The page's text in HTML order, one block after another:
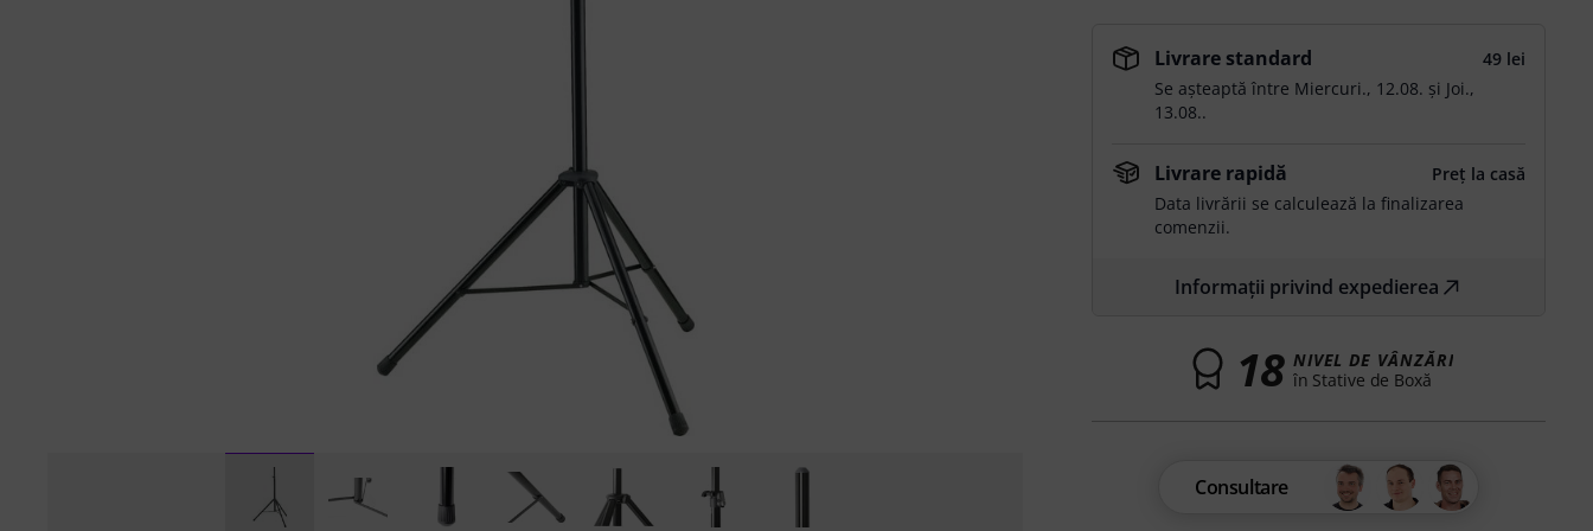
Livrare standard
49 lei
Se așteaptă între Miercuri., 12.08. și Joi.,
13.08..
Livrare rapidă
Preț la casă
Data livrării se calculează la finalizarea
comenzii.
Informații privind expedierea
18 NIVEL DE VÂNZĂRI
în Stative de Boxă
Consultare